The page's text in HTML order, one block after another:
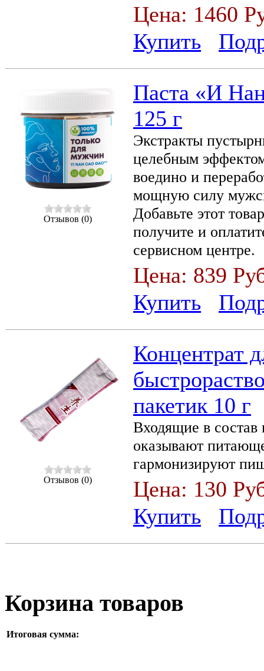
Цена: 1460
Купить
Отзывов (0)
Паста «И
125 г
Экстракты
целебным
воедино и
мощную силу
Добавьте этот
получите и
сервисном центре.
Цена: 839
Купить
Отзывов (0)
Концентрат
пакетик 10 г
Входящие в состав
оказывают
гармонизируют
Цена: 130
Купить
Корзина товаров
Итоговая сумма: